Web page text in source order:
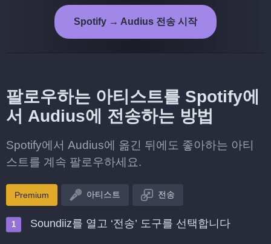
Spotify → Audius 전송 시작
팔로우하는 아티스트를 Spotify에
서 Audius에 전송하는 방법
Spotify에서 Audius에 옮긴 뒤에도 좋아하는 아티
스트를 계속 팔로우하세요.
Premium 아티스트 전송
Soundiiz를 열고 ‘전송’ 도구를 선택합니다